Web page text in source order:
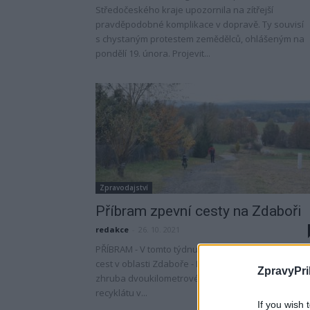
If you wish
Středočeského kraje upozornila na zítřejší
pravděpodobné komplikace v dopravě. Ty souvisí
s chystaným protestem zemědělců, ohlášeným na
pondělí 19. února. Projevit...
Zpravodajství
Příbram zpevní cesty na Zdaboři
redakce
PŘÍBRAM - V tomto týdnu bude zahájeno
cest v oblasti Zdaboře - Drkolnova. Projekt se týká
zhruba dvoukilometrové cesty. Práce na pokládce
recyklátu v...